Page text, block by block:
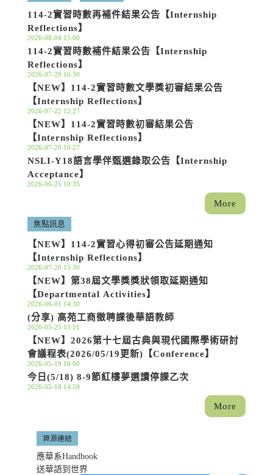
114-2實習時數再補件結果公告【Internship
Reflections】
2026-08-04 15:00
114-2實習時數補件結果公告【Internship
Reflections】
2026-07-29 16:30
【NEW】114-2實習時數文學獎初審結果公告
【Internship Reflections】
2026-07-22 12:27
【NEW】114-2實習時數初審結果公告
【Internship Reflections】
2026-07-20 10:27
NSLI-Y18語言學伴甄選錄取公告【Internship
Acceptance】
2026-06-25 10:35
More
焦點訊息
【NEW】114-2實習心得初審公告延期通知
【Internship Reflections】
2026-07-20 15:30
【NEW】第38屆文學獎獎狀領取延期通知
【Departmental Activities】
2026-06-01 14:30
(分享) 高苑工商徵聘課後華語教師
2026-05-25 15:21
【NEW】2026第十七屆古典與現代國際學術研討
會議程表(2026/05/19更新)【Conference】
2026-05-19 16:00
今日(5/18) 8-9節紅樓夢選讀停課乙次
2026-05-18 14:59
More
資源連結
應華系Handbook
送華語到世界